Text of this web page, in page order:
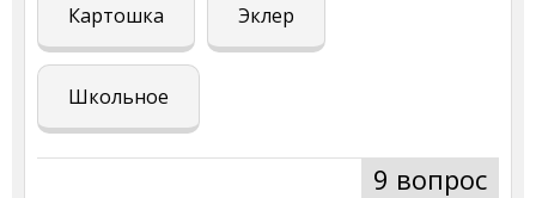
Картошка Эклер
Школьное
9 вопрос